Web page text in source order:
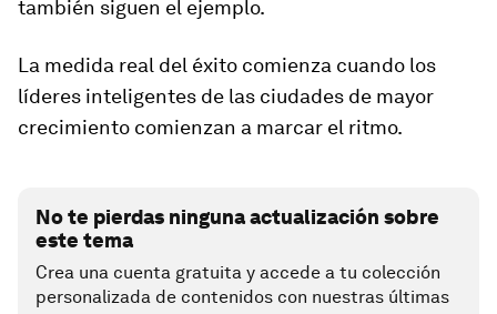
también siguen el ejemplo.
La medida real del éxito comienza cuando los
líderes inteligentes de las ciudades de mayor
crecimiento comienzan a marcar el ritmo.
No te pierdas ninguna actualización sobre
este tema
Crea una cuenta gratuita y accede a tu colección
personalizada de contenidos con nuestras últimas